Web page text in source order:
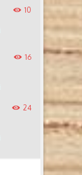
10
16
24